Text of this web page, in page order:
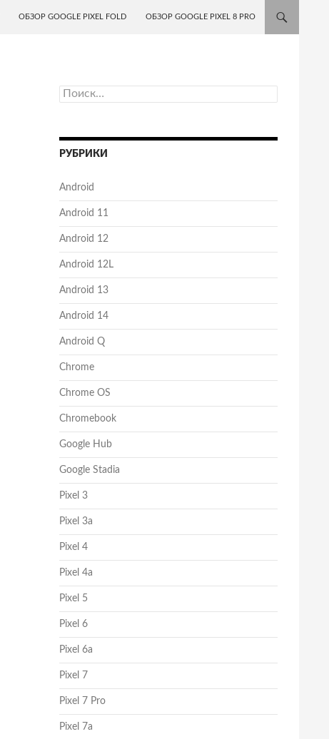
ОБЗОР GOOGLE PIXEL FOLD ОБЗОР GOOGLE PIXEL 8 PRO
Найти:
РУБРИКИ
Android
Android 11
Android 12
Android 12L
Android 13
Android 14
Android Q
Chrome
Chrome OS
Chromebook
Google Hub
Google Stadia
Pixel 3
Pixel 3a
Pixel 4
Pixel 4a
Pixel 5
Pixel 6
Pixel 6a
Pixel 7
Pixel 7 Pro
Pixel 7a